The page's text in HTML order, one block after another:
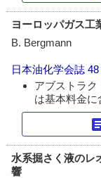
ヨーロッパガス工
B. Bergmann
日本油化学会誌
アブストラク
は基本料金に
水系掘さく液のレ
響